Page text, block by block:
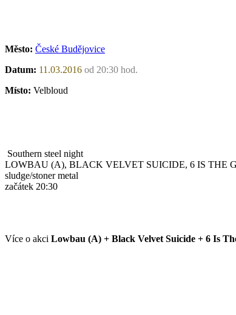
Město: České Budějovice
Datum: 11.03.2016 od 20:30 hod.
Místo: Velbloud
Southern steel night
LOWBAU (A), BLACK VELVET SUICIDE, 6 IS THE
sludge/stoner metal
začátek 20:30
Více o akci Lowbau (A) + Black Velvet Suicide + 6 Is